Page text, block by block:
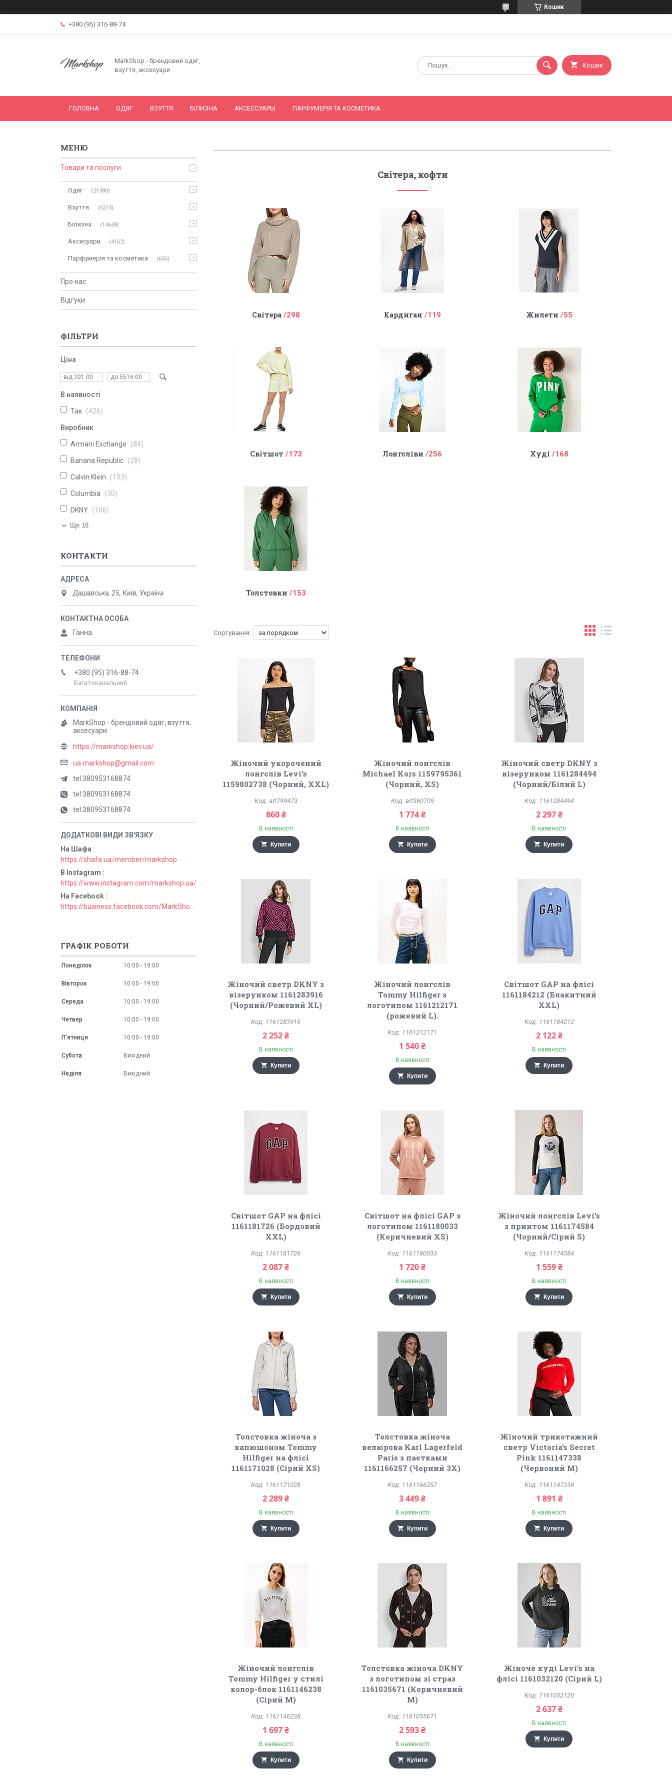
Кошик
+380 (95) 316-88-74
MarkShop - брендовий одяг,
взуття, аксесуари
Кошик
ГОЛОВНА ОДЯГ ВЗУТТЯ БІЛИЗНА АКСЕССУАРЫ ПАРФУМЕРІЯ ТА КОСМЕТИКА
Світера, кофти
Світера 298 Кардиган 119 Жилети 55
Світшот 173 Лонгсліви 256 Худі 168
Толстовки 153
Жіночий укорочений
лонгслів Levi's
1159802738 (Чорний, XXL)
art799473
860 ₴
В наявності
Купити
Жіночий лонгслів
Michael Kors 1159795361
(Чорний, XS)
art360709
1 774 ₴
В наявності
Купити
Жіночий светр DKNY з
візерунком 1161284494
(Чорний/Білий L)
1161284494
2 297 ₴
В наявності
Купити
Жіночий светр DKNY з
візерунком 1161283916
(Чорний/Рожевий XL)
1161283916
2 252 ₴
В наявності
Купити
Жіночий лонгслів
Tommy Hilfiger з
логотипом 1161212171
(рожевий L).
1161212171
1 540 ₴
В наявності
Купити
Світшот GAP на флісі
1161184212 (Блакитний
XXL)
1161184212
2 122 ₴
В наявності
Купити
Світшот GAP на флісі
1161181726 (Бордовий
XXL)
1161181726
2 087 ₴
В наявності
Купити
Світшот на флісі GAP з
логотипом 1161180033
(Коричневий XS)
1161180033
1 720 ₴
В наявності
Купити
Жіночий лонгслів Levi's
з принтом 1161174584
(Чорний/Сірий S)
1161174584
1 559 ₴
В наявності
Купити
Толстовка жіноча з
капюшоном Tommy
Hilfiger на флісі
1161171028 (Сірий XS)
1161171028
2 289 ₴
В наявності
Купити
Толстовка жіноча
велюрова Karl Lagerfeld
Paris з паєтками
1161166257 (Чорний 3X)
1161166257
3 449 ₴
В наявності
Купити
Жіночий трикотажний
светр Victoria's Secret
Pink 1161147338
(Червоний M)
1161147338
1 891 ₴
В наявності
Купити
Жіночий лонгслів
Tommy Hilfiger у стилі
колор-блок 1161146238
(Сірий M)
1161146238
1 697 ₴
В наявності
Купити
Толстовка жіноча DKNY
з логотипом зі страз
1161035671 (Коричневий
M)
1161035671
2 593 ₴
В наявності
Купити
Жіноче худі Levi's на
флісі 1161032120 (Сірий L)
1161032120
2 637 ₴
В наявності
Купити
Товари та послуги
Одяг 21380
Взуття 5273
Білизна 14638
Аксесуари 4162
Парфумерія та косметика 656
Про нас
Відгуки
ФІЛЬТРИ
Ціна
В наявності
Так 426
Виробник
Armani Exchange 84
Banana Republic 28
Calvin Klein 193
Columbia 30
DKNY 106
Ще 18
КОНТАКТИ
Дашавська, 25, Київ, Україна
Ганна
+380 (95) 316-88-74
Багатоканальний
MarkShop - брендовий одяг, взуття,
аксесуари
https://markshop.kiev.ua/
ua.markshop@gmail.com
tel:380953168874
tel:380953168874
tel:380953168874
На Шафа
https://shafa.ua/member/markshop
В Instagram
https://www.instagram.com/markshop.ua/
На Facebook
ГРАФІК РОБОТИ
Понеділок 10:00 19:00
Вівторок 10:00 19:00
Середа 10:00 19:00
Четвер 10:00 19:00
Пʼятниця 10:00 19:00
Субота Вихідний
Неділя Вихідний